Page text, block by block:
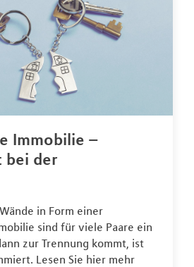
Immobilie –
bei der
in Form einer
sind für viele Paare ein
zur Trennung kommt, ist
Lesen Sie hier mehr